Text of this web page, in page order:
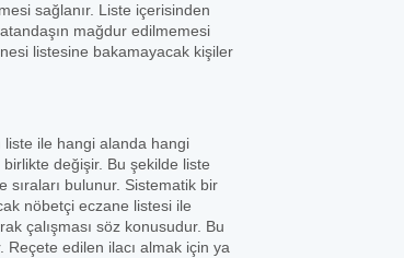
sağlanır. Liste içerisinden
mağdur edilmemesi
listesine bakamayacak kişiler
ile hangi alanda hangi
değişir. Bu şekilde liste
bulunur. Sistematik bir
nöbetçi eczane listesi ile
çalışması söz konusudur. Bu
Reçete edilen ilacı almak için ya